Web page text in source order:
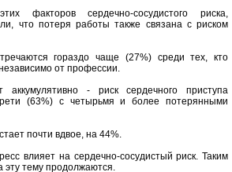
факторов сердечно-сосудистого риска,
что потеря работы также связана с риском
гораздо чаще (27%) среди тех, кто
от профессии.
- риск сердечного приступа
(63%) с четырьмя и более потерянными
почти вдвое, на 44%.
влияет на сердечно-сосудистый риск. Таким
эту тему продолжаются.